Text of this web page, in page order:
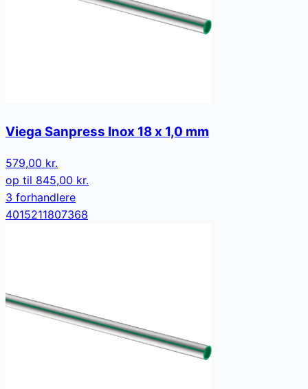
Viega Sanpress Inox 18 x 1,0 mm
579,00 kr.
op til 845,00 kr.
3 forhandlere
4015211807368